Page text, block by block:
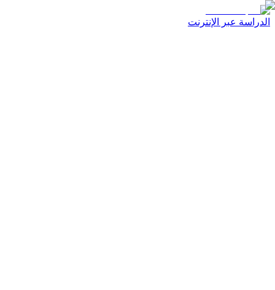
الدراسة عبر الإنترنت